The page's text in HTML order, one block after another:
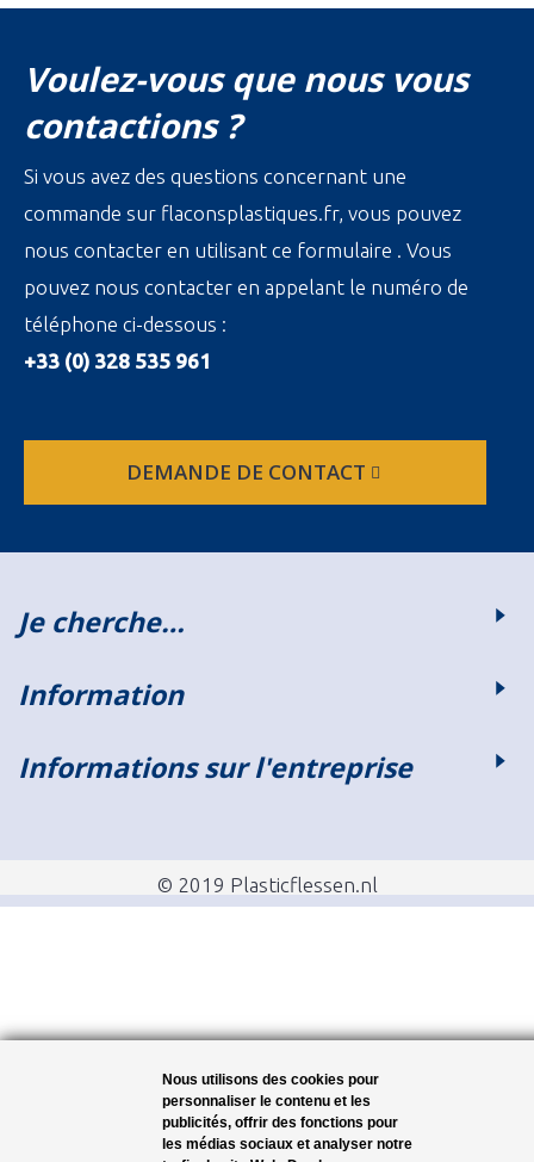
Voulez-vous que nous vous
contactions ?
Si vous avez des questions concernant une
commande sur flaconsplastiques.fr, vous pouvez
nous contacter en utilisant ce formulaire . Vous
pouvez nous contacter en appelant le numéro de
téléphone ci-dessous :
+33 (0) 328 535 961
DEMANDE DE CONTACT
Je cherche…
Information
Informations sur l'entreprise
© 2019 Plasticflessen.nl
Nous utilisons des cookies pour
personnaliser le contenu et les
publicités, offrir des fonctions pour
les médias sociaux et analyser notre